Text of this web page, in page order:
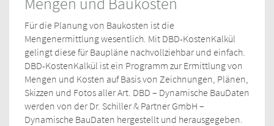
Für die Planung von Baukosten ist die
Mengenermittlung wesentlich. Mit DBD-KostenKalkül
gelingt diese für Baupläne nachvollziehbar und einfach.
DBD-KostenKalkül ist ein Programm zur Ermittlung von
Mengen und Kosten auf Basis von Zeichnungen, Plänen,
Skizzen und Fotos aller Art. DBD – Dynamische BauDaten
werden von der Dr. Schiller & Partner GmbH –
Dynamische BauDaten hergestellt und herausgegeben.